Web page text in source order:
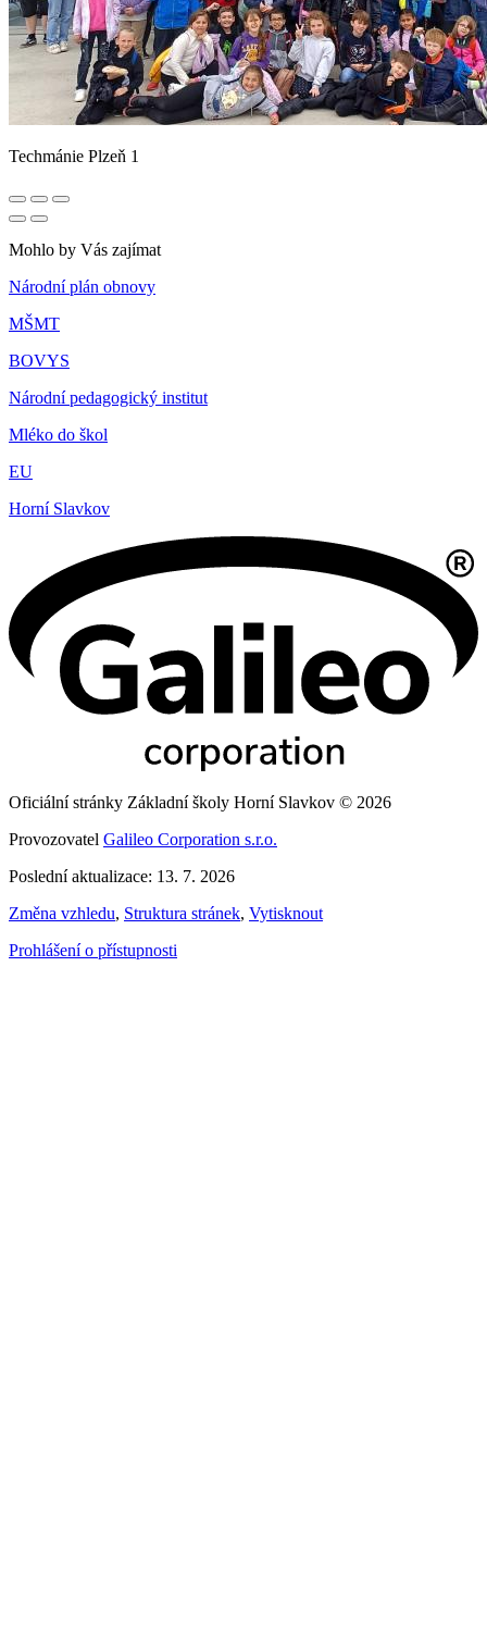
Techmánie Plzeň 1
Mohlo by Vás zajímat
Národní plán obnovy
MŠMT
BOVYS
Národní pedagogický institut
Mléko do škol
EU
Horní Slavkov
Oficiální stránky Základní školy Horní Slavkov © 2026
Provozovatel Galileo Corporation s.r.o.
Poslední aktualizace: 13. 7. 2026
Změna vzhledu, Struktura stránek, Vytisknout
Prohlášení o přístupnosti